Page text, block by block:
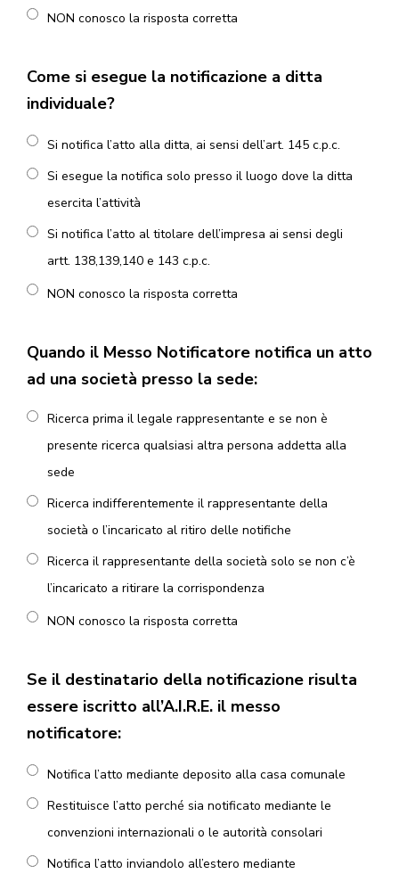
NON conosco la risposta corretta
Come si esegue la notificazione a ditta
individuale?
Si notifica l’atto alla ditta, ai sensi dell’art. 145 c.p.c.
Si esegue la notifica solo presso il luogo dove la ditta
esercita l’attività
Si notifica l’atto al titolare dell’impresa ai sensi degli
artt. 138,139,140 e 143 c.p.c.
NON conosco la risposta corretta
Quando il Messo Notificatore notifica un atto
ad una società presso la sede:
Ricerca prima il legale rappresentante e se non è
presente ricerca qualsiasi altra persona addetta alla
sede
Ricerca indifferentemente il rappresentante della
società o l’incaricato al ritiro delle notifiche
Ricerca il rappresentante della società solo se non c’è
l’incaricato a ritirare la corrispondenza
NON conosco la risposta corretta
Se il destinatario della notificazione risulta
essere iscritto all’A.I.R.E. il messo
notificatore:
Notifica l’atto mediante deposito alla casa comunale
Restituisce l’atto perché sia notificato mediante le
convenzioni internazionali o le autorità consolari
Notifica l’atto inviandolo all’estero mediante